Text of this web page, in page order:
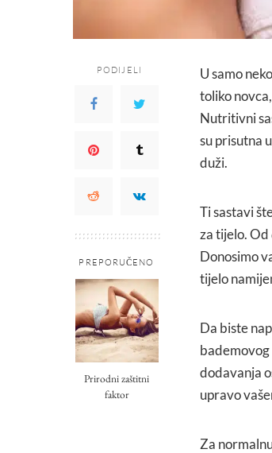
PODIJELI
PREPORUČENO
Prirodni zaštitni
faktor
U samo
toliko
Nutritivni
su prisutna
duži.
Ti sastavi
za tijelo. Od
Donosimo
tijelo
Da biste
dodavanja
upravo
Za